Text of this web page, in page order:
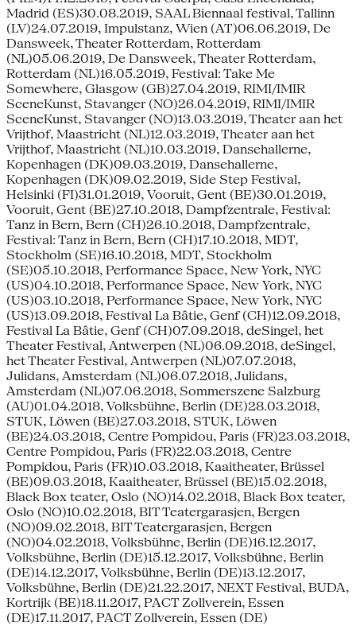
Madrid (ES)30.08.2019, SAAL Biennaal festival, Tallinn
(LV)24.07.2019, Impulstanz, Wien (AT)06.06.2019, De
Dansweek, Theater Rotterdam, Rotterdam
(NL)05.06.2019, De Dansweek, Theater Rotterdam,
Rotterdam (NL)16.05.2019, Festival: Take Me
Somewhere, Glasgow (GB)27.04.2019, RIMI/IMIR
SceneKunst, Stavanger (NO)26.04.2019, RIMI/IMIR
SceneKunst, Stavanger (NO)13.03.2019, Theater aan het
Vrijthof, Maastricht (NL)12.03.2019, Theater aan het
Vrijthof, Maastricht (NL)10.03.2019, Dansehallerne,
Kopenhagen (DK)09.03.2019, Dansehallerne,
Kopenhagen (DK)09.02.2019, Side Step Festival,
Helsinki (FI)31.01.2019, Vooruit, Gent (BE)30.01.2019,
Vooruit, Gent (BE)27.10.2018, Dampfzentrale, Festival:
Tanz in Bern, Bern (CH)26.10.2018, Dampfzentrale,
Festival: Tanz in Bern, Bern (CH)17.10.2018, MDT,
Stockholm (SE)16.10.2018, MDT, Stockholm
(SE)05.10.2018, Performance Space, New York, NYC
(US)04.10.2018, Performance Space, New York, NYC
(US)03.10.2018, Performance Space, New York, NYC
(US)13.09.2018, Festival La Bâtie, Genf (CH)12.09.2018,
Festival La Bâtie, Genf (CH)07.09.2018, deSingel, het
Theater Festival, Antwerpen (NL)06.09.2018, deSingel,
het Theater Festival, Antwerpen (NL)07.07.2018,
Julidans, Amsterdam (NL)06.07.2018, Julidans,
Amsterdam (NL)07.06.2018, Sommerszene Salzburg
(AU)01.04.2018, Volksbühne, Berlin (DE)28.03.2018,
STUK, Löwen (BE)27.03.2018, STUK, Löwen
(BE)24.03.2018, Centre Pompidou, Paris (FR)23.03.2018,
Centre Pompidou, Paris (FR)22.03.2018, Centre
Pompidou, Paris (FR)10.03.2018, Kaaitheater, Brüssel
(BE)09.03.2018, Kaaitheater, Brüssel (BE)15.02.2018,
Black Box teater, Oslo (NO)14.02.2018, Black Box teater,
Oslo (NO)10.02.2018, BIT Teatergarasjen, Bergen
(NO)09.02.2018, BIT Teatergarasjen, Bergen
(NO)04.02.2018, Volksbühne, Berlin (DE)16.12.2017,
Volksbühne, Berlin (DE)15.12.2017, Volksbühne, Berlin
(DE)14.12.2017, Volksbühne, Berlin (DE)13.12.2017,
Volksbühne, Berlin (DE)21.22.2017, NEXT Festival, BUDA,
Kortrijk (BE)18.11.2017, PACT Zollverein, Essen
(DE)17.11.2017, PACT Zollverein, Essen (DE)